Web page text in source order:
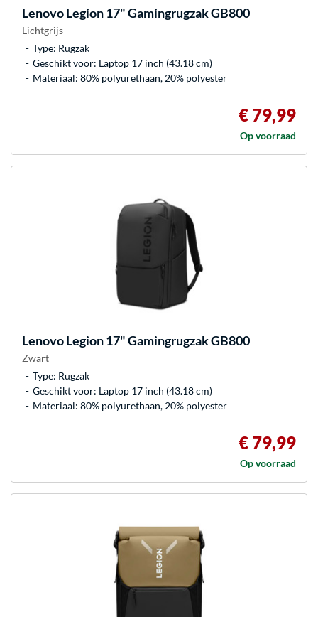
LenovoLegion 17" Gamingrugzak GB800
Lichtgrijs
Type: Rugzak
Geschikt voor: Laptop 17 inch (43.18 cm)
Materiaal: 80% polyurethaan, 20% polyester
€ 79,99
Op voorraad
LenovoLegion 17" Gamingrugzak GB800
Zwart
Type: Rugzak
Geschikt voor: Laptop 17 inch (43.18 cm)
Materiaal: 80% polyurethaan, 20% polyester
€ 79,99
Op voorraad